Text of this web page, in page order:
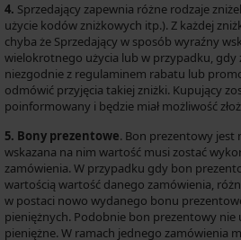
4. Sprzedający zapewnia różne rodzaje
użycie kodów zniżkowych itp.). Z każdej
chyba że Sprzedający w sposób wyraźny
wielokrotnego użycia lub w przypadku, gdy
niezgodnie z regulaminem rabatu lub
odmówić przyjęcia takiej zniżki. Kupujący
poinformowany i będzie miał możliwość
5. Bony prezentowe. Bon prezentowy jest
wskazana na nim wartość musi zostać
zamówienia. W przypadku gdy bon
wartością wartość danego zamówienia,
w postaci nowo wydanego bonu
pieniężnych. Podobnie bon prezentowy nie
pieniężne. W ramach jednego zamówienia